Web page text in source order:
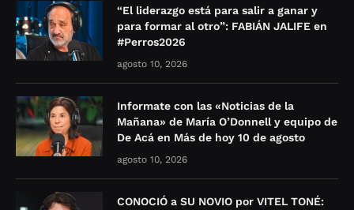
“El liderazgo está para salir a ganar y
para formar al otro”: FABIÁN JALIFE en
#Perros2026
agosto 10, 2026
Informate con las «Noticias de la
Mañana» de María O’Donnell y equipo de
De Acá en Más de hoy 10 de agosto
agosto 10, 2026
CONOCIÓ a SU NOVIO por VITEL TONÉ: